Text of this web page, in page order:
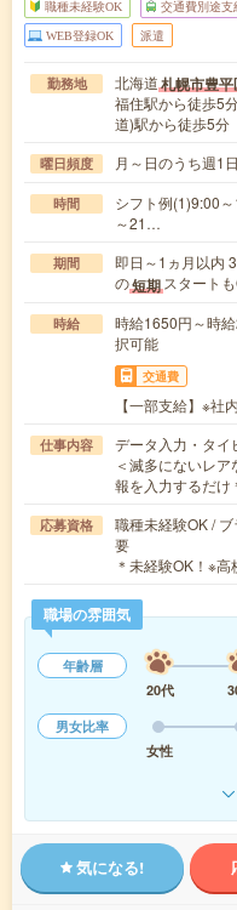
職種未経験OK 交通費別途支
WEB登録OK 派遣
勤務地 北海道札幌市豊平
福住駅から徒歩5
道)駅から徒歩5分
曜日頻度 月～日のうち週1
時間
シフト例(1)9:00
～21…
期間
即日～1ヵ月以内
の短期 スタート
時給
時給1650円～時
択可能
交通費
【一部支給】※社
仕事内容
データ入力・タイ
＜滅多にないレ
報を入力するだ
応募資格
職種未経験OK /
要
＊未経験OK！※
職場の雰囲気
年齢層
20代
男女比率
女性
気になる!